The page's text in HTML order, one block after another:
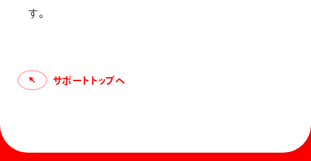
す。
サポートトップへ